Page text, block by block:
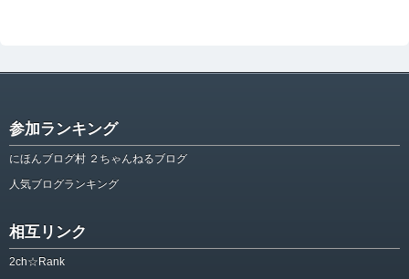
参加ランキング
にほんブログ村 ２ちゃんねるブログ
人気ブログランキング
相互リンク
2ch☆Rank